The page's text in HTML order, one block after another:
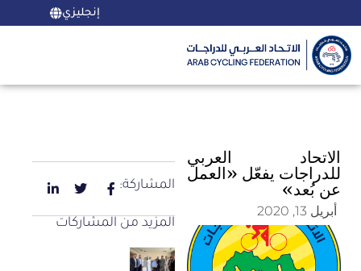
إنجليزي
الاتحاد العربي
للدراجات يفعّل «العمل
عن بُعد»
أبريل 13, 2020
المشاركة:
المزيد من المشاركات